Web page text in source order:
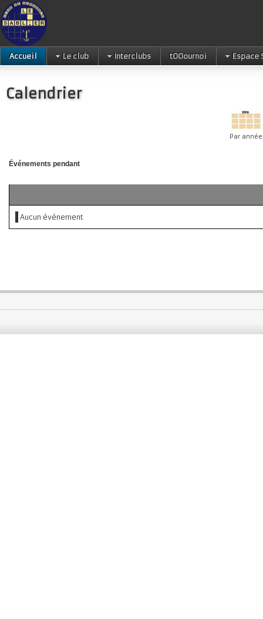
Accueil Le club Interclubs tOOournoi Espace
Calendrier
Par année
Événements pendant
Aucun événement